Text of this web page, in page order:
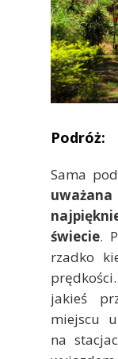
Podróż:
Sama
świecie.
rzadko
jakieś
miejscu
na